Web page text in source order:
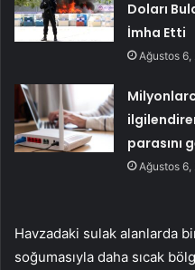
Doları
İmha Etti
Ağustos 6,
parasını
Ağustos 6,
Havzadaki sulak alanlarda
soğumasıyla daha sıcak